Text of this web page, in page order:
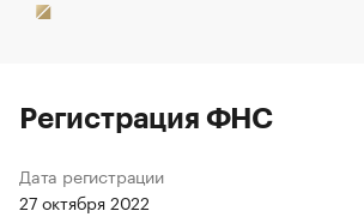
Регистрация ФНС
Дата регистрации
27 октября 2022